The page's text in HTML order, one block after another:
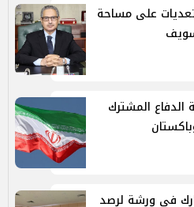
تعديات على مساحة
الدفاع المشترك
في ورشة لرصد